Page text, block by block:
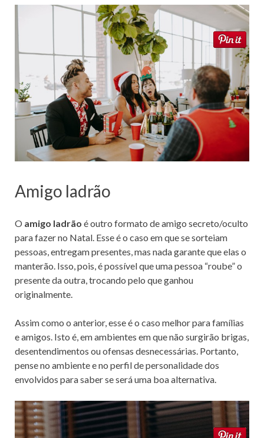
Amigo ladrão
O amigo ladrão é outro formato de amigo secreto/oculto
para fazer no Natal. Esse é o caso em que se sorteiam
pessoas, entregam presentes, mas nada garante que elas o
manterão. Isso, pois, é possível que uma pessoa “roube” o
presente da outra, trocando pelo que ganhou
originalmente.
Assim como o anterior, esse é o caso melhor para famílias
e amigos. Isto é, em ambientes em que não surgirão brigas,
desentendimentos ou ofensas desnecessárias. Portanto,
pense no ambiente e no perfil de personalidade dos
envolvidos para saber se será uma boa alternativa.